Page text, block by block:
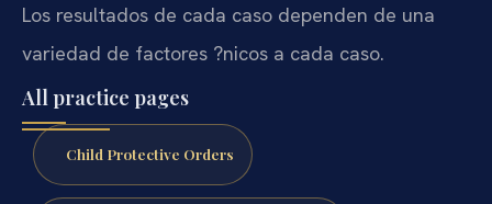
Los resultados de cada caso dependen de una
variedad de factores ?nicos a cada caso.
All practice pages
Child Protective Orders